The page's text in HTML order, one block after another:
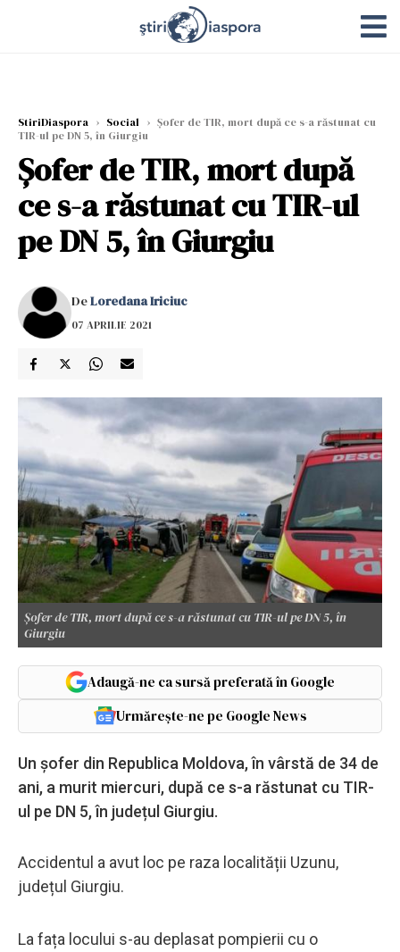
StiriDiaspora › Social › Șofer de TIR, mort după ce s-a răstunat cu
TIR-ul pe DN 5, în Giurgiu
Șofer de TIR, mort după
ce s-a răstunat cu TIR-ul
pe DN 5, în Giurgiu
DeLoredana Iriciuc
07 APRILIE 2021
Șofer de TIR, mort după ce s-a răstunat cu TIR-ul pe DN 5, în
Giurgiu
Adaugă-ne ca sursă preferată în Google
Urmărește-ne pe Google News
Un șofer din Republica Moldova, în vârstă de 34 de
ani, a murit miercuri, după ce s-a răstunat cu TIR-
ul pe DN 5, în județul Giurgiu.
Accidentul a avut loc pe raza localității Uzunu,
județul Giurgiu.
La fața locului s-au deplasat pompierii cu o